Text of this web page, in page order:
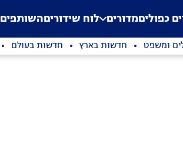
Application error: a
. כפוליםמדורים לוח שידוריםהשותפים
ומשפט חדשות בארץ חדשות בעולם